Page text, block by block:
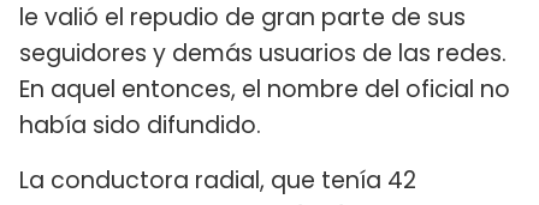
le valió el repudio de gran parte de sus
seguidores y demás usuarios de las redes.
En aquel entonces, el nombre del oficial no
había sido difundido.
La conductora radial, que tenía 42